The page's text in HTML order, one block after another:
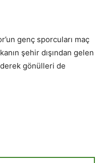
genç sporcuları maç
şehir dışından gelen
gönülleri de